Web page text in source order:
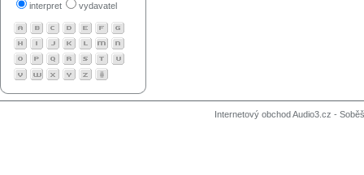
interpret vydavatel
Internetový obchod Audio3.cz -